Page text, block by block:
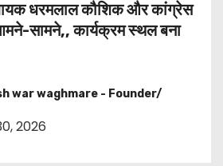
धरमलाल कौशिक और कांग्रेस
सामने,, कार्यक्रम स्थल बना
war waghmare - Founder/
2026